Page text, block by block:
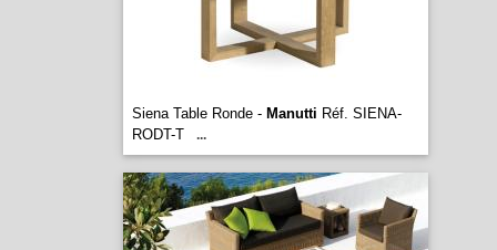
Siena Table Ronde - Manutti Réf. SIENA-
RODT-T
...